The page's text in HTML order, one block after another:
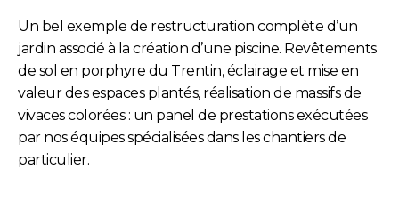
Un bel exemple de restructuration complète d’un
jardin associé à la création d’une piscine. Revêtements
de sol en porphyre du Trentin, éclairage et mise en
valeur des espaces plantés, réalisation de massifs de
vivaces colorées : un panel de prestations exécutées
par nos équipes spécialisées dans les chantiers de
particulier.